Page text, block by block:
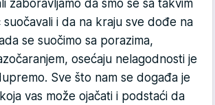
zaboravljamo da smo se sa takvim
suočavali i da na kraju sve dođe na
se suočimo sa porazima,
osećaju nelagodnosti je
Sve što nam se događa je
vas može ojačati i podstaći da